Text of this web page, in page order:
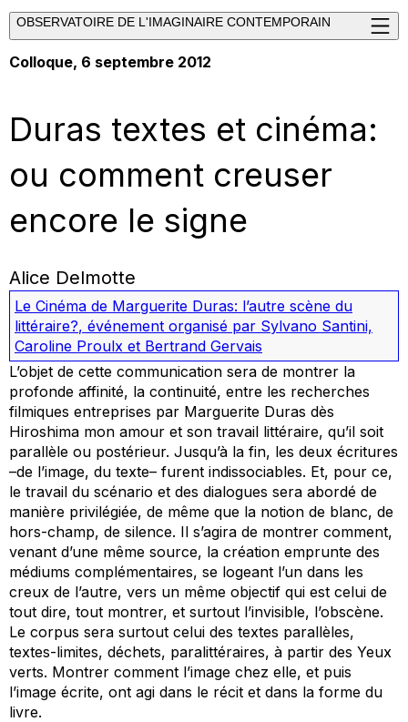
OBSERVATOIRE DE L'IMAGINAIRE CONTEMPORAIN
Colloque, 6 septembre 2012
Duras textes et cinéma:
ou comment creuser
encore le signe
Alice Delmotte
Le Cinéma de Marguerite Duras: l’autre scène du
littéraire?, événement organisé par Sylvano Santini,
Caroline Proulx et Bertrand Gervais
L’objet de cette communication sera de montrer la
profonde affinité, la continuité, entre les recherches
filmiques entreprises par Marguerite Duras dès
Hiroshima mon amour et son travail littéraire, qu’il soit
parallèle ou postérieur. Jusqu’à la fin, les deux écritures
–de l’image, du texte– furent indissociables. Et, pour ce,
le travail du scénario et des dialogues sera abordé de
manière privilégiée, de même que la notion de blanc, de
hors-champ, de silence. Il s’agira de montrer comment,
venant d’une même source, la création emprunte des
médiums complémentaires, se logeant l’un dans les
creux de l’autre, vers un même objectif qui est celui de
tout dire, tout montrer, et surtout l’invisible, l’obscène.
Le corpus sera surtout celui des textes parallèles,
textes-limites, déchets, paralittéraires, à partir des Yeux
verts. Montrer comment l’image chez elle, et puis
l’image écrite, ont agi dans le récit et dans la forme du
livre.